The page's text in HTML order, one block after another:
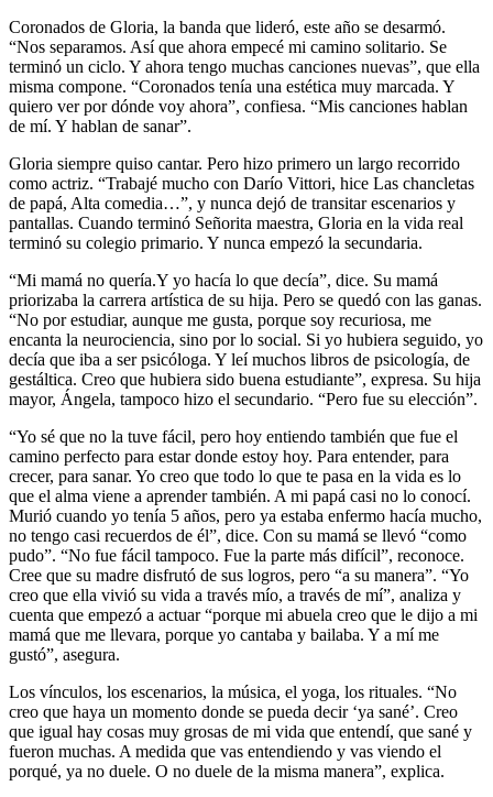
Coronados de Gloria, la banda que lideró, este año se desarmó.
“Nos separamos. Así que ahora empecé mi camino solitario. Se
terminó un ciclo. Y ahora tengo muchas canciones nuevas”, que ella
misma compone. “Coronados tenía una estética muy marcada. Y
quiero ver por dónde voy ahora”, confiesa. “Mis canciones hablan
de mí. Y hablan de sanar”.
Gloria siempre quiso cantar. Pero hizo primero un largo recorrido
como actriz. “Trabajé mucho con Darío Vittori, hice Las chancletas
de papá, Alta comedia…”, y nunca dejó de transitar escenarios y
pantallas. Cuando terminó Señorita maestra, Gloria en la vida real
terminó su colegio primario. Y nunca empezó la secundaria.
“Mi mamá no quería.Y yo hacía lo que decía”, dice. Su mamá
priorizaba la carrera artística de su hija. Pero se quedó con las ganas.
“No por estudiar, aunque me gusta, porque soy recuriosa, me
encanta la neurociencia, sino por lo social. Si yo hubiera seguido, yo
decía que iba a ser psicóloga. Y leí muchos libros de psicología, de
gestáltica. Creo que hubiera sido buena estudiante”, expresa. Su hija
mayor, Ángela, tampoco hizo el secundario. “Pero fue su elección”.
“Yo sé que no la tuve fácil, pero hoy entiendo también que fue el
camino perfecto para estar donde estoy hoy. Para entender, para
crecer, para sanar. Yo creo que todo lo que te pasa en la vida es lo
que el alma viene a aprender también. A mi papá casi no lo conocí.
Murió cuando yo tenía 5 años, pero ya estaba enfermo hacía mucho,
no tengo casi recuerdos de él”, dice. Con su mamá se llevó “como
pudo”. “No fue fácil tampoco. Fue la parte más difícil”, reconoce.
Cree que su madre disfrutó de sus logros, pero “a su manera”. “Yo
creo que ella vivió su vida a través mío, a través de mí”, analiza y
cuenta que empezó a actuar “porque mi abuela creo que le dijo a mi
mamá que me llevara, porque yo cantaba y bailaba. Y a mí me
gustó”, asegura.
Los vínculos, los escenarios, la música, el yoga, los rituales. “No
creo que haya un momento donde se pueda decir ‘ya sané’. Creo
que igual hay cosas muy grosas de mi vida que entendí, que sané y
fueron muchas. A medida que vas entendiendo y vas viendo el
porqué, ya no duele. O no duele de la misma manera”, explica.